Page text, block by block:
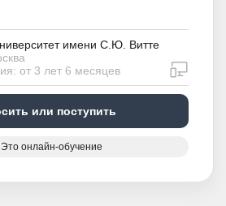
имени С.Ю. Витте
от 3 лет 6 месяцев
или поступить
Это онлайн-обучение